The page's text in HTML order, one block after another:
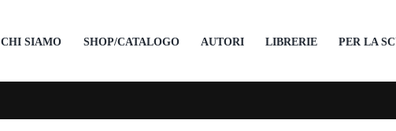
CHI SIAMO SHOP/CATALOGO AUTORI LIBRERIE PER LA